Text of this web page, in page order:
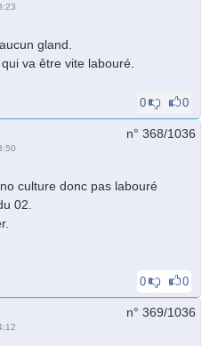
gland.
va être vite labouré.
0 0
n° 368/1036
culture donc pas labouré
02.
0 0
n° 369/1036